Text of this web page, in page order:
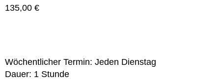
135,00 €
Wöchentlicher Termin: Jeden Dienstag
Dauer: 1 Stunde